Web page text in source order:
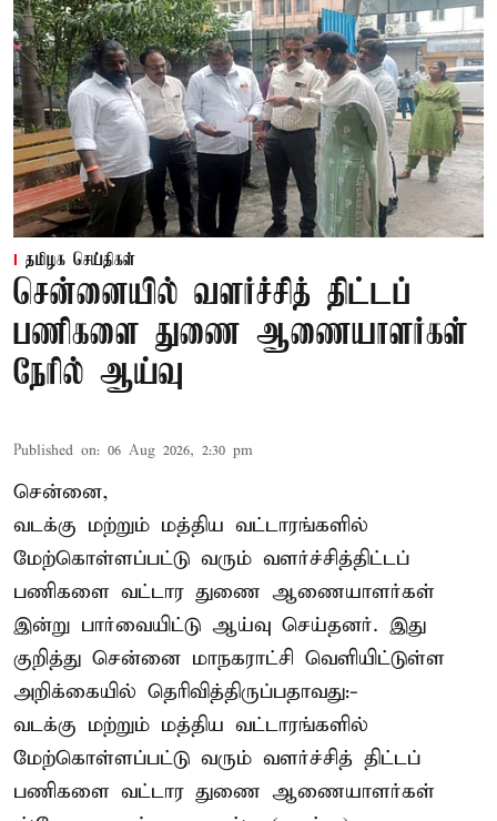
தமிழக செய்திகள்
சென்னையில் வளர்ச்சித் திட்டப்
பணிகளை துணை ஆணையாளர்கள்
நேரில் ஆய்வு
Published on: 06 Aug 2026, 2:30 pm
சென்னை,
வடக்கு மற்றும் மத்திய வட்டாரங்களில்
மேற்கொள்ளப்பட்டு வரும் வளர்ச்சித்திட்டப்
பணிகளை வட்டார துணை ஆணையாளர்கள்
இன்று பார்வையிட்டு ஆய்வு செய்தனர். இது
குறித்து சென்னை மாநகராட்சி வெளியிட்டுள்ள
அறிக்கையில் தெரிவித்திருப்பதாவது:-
வடக்கு மற்றும் மத்திய வட்டாரங்களில்
மேற்கொள்ளப்பட்டு வரும் வளர்ச்சித் திட்டப்
பணிகளை வட்டார துணை ஆணையாளர்கள்